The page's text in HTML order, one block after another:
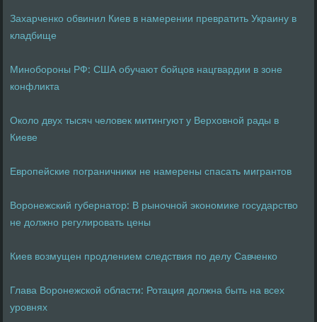
Захарченко обвинил Киев в намерении превратить Украину в
кладбище
Минобороны РФ: США обучают бойцов нацгвардии в зоне
конфликта
Около двух тысяч человек митингуют у Верховной рады в
Киеве
Европейские пограничники не намерены спасать мигрантов
Воронежский губернатор: В рыночной экономике государство
не должно регулировать цены
Киев возмущен продлением следствия по делу Савченко
Глава Воронежской области: Ротация должна быть на всех
уровнях